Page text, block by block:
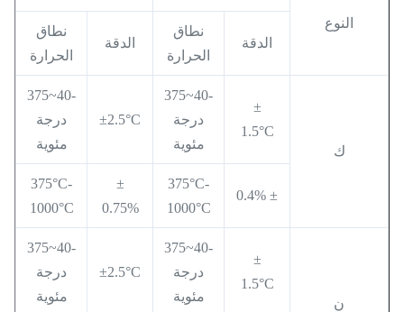
النوع
الدقة
نطاق
الحرارة
الدقة
نطاق
الحرارة
ك
±
1.5°C
-40~375
درجة
مئوية
±2.5°C
-40~375
درجة
مئوية
± 0.4%
375°C-
1000°C
±
0.75%
375°C-
1000°C
ن
±
1.5°C
-40~375
درجة
مئوية
±2.5°C
-40~375
درجة
مئوية